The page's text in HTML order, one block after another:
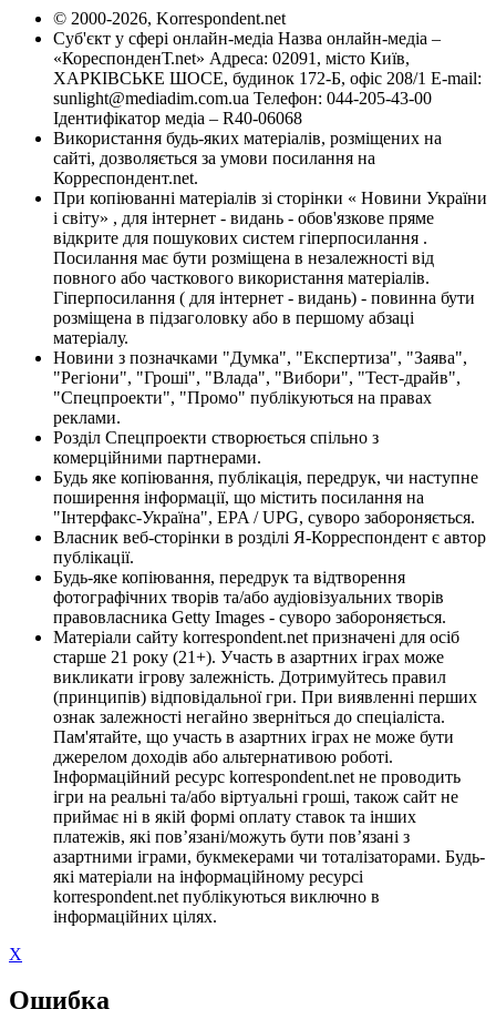
© 2000-2026, Korrespondent.net
Суб'єкт у сфері онлайн-медіа Назва онлайн-медіа –
«КореспонденТ.net» Адреса: 02091, місто Київ,
ХАРКІВСЬКЕ ШОСЕ, будинок 172-Б, офіс 208/1 E-mail:
sunlight@mediadim.com.ua Телефон: 044-205-43-00
Ідентифікатор медіа – R40-06068
Використання будь-яких матеріалів, розміщених на
сайті, дозволяється за умови посилання на
Корреспондент.net.
При копіюванні матеріалів зі сторінки « Новини України
і світу» , для інтернет - видань - обов'язкове пряме
відкрите для пошукових систем гіперпосилання .
Посилання має бути розміщена в незалежності від
повного або часткового використання матеріалів.
Гіперпосилання ( для інтернет - видань) - повинна бути
розміщена в підзаголовку або в першому абзаці
матеріалу.
Новини з позначками "Думка", "Експертиза", "Заява",
"Регіони", "Гроші", "Влада", "Вибори", "Тест-драйв",
"Спецпроекти", "Промо" публікуються на правах
реклами.
Розділ Спецпроекти створюється спільно з
комерційними партнерами.
Будь яке копіювання, публікація, передрук, чи наступне
поширення інформації, що містить посилання на
"Інтерфакс-Україна", EPA / UPG, суворо забороняється.
Власник веб-сторінки в розділі Я-Корреспондент є автор
публікації.
Будь-яке копіювання, передрук та відтворення
фотографічних творів та/або аудіовізуальних творів
правовласника Getty Images - суворо забороняється.
Матеріали сайту korrespondent.net призначені для осіб
старше 21 року (21+). Участь в азартних іграх може
викликати ігрову залежність. Дотримуйтесь правил
(принципів) відповідальної гри. При виявленні перших
ознак залежності негайно зверніться до спеціаліста.
Пам'ятайте, що участь в азартних іграх не може бути
джерелом доходів або альтернативою роботі.
Інформаційний ресурс korrespondent.net не проводить
ігри на реальні та/або віртуальні гроші, також сайт не
приймає ні в якій формі оплату ставок та інших
платежів, які пов’язані/можуть бути пов’язані з
азартними іграми, букмекерами чи тоталізаторами. Будь-
які матеріали на інформаційному ресурсі
korrespondent.net публікуються виключно в
інформаційних цілях.
X
Ошибка